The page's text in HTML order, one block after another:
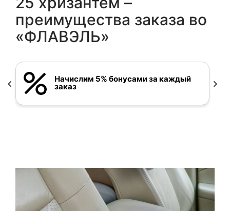
преимущества заказа во
«ФЛАВЭЛЬ»
Начислим 5% бонусами за каждый
заказ